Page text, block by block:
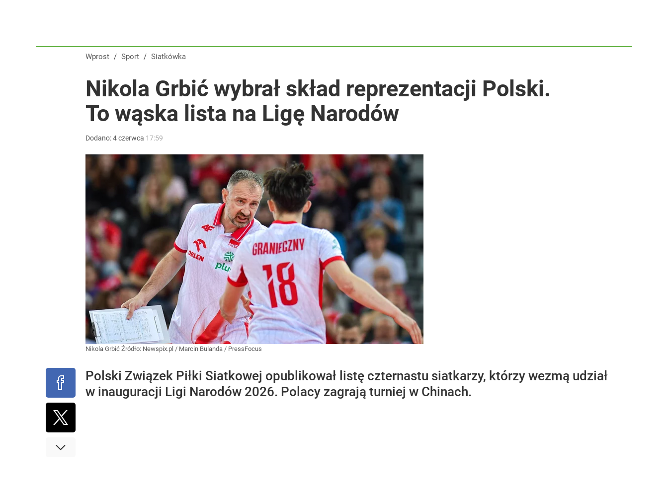
Wprost / Sport / Siatkówka
Nikola Grbić wybrał skład reprezentacji Polski.
To wąska lista na Ligę Narodów
Dodano:4czerwca 17:59
Nikola Grbić Źródło: Newspix.pl / Marcin Bulanda / PressFocus
Polski Związek Piłki Siatkowej opublikował listę czternastu siatkarzy, którzy wezmą udział
w inauguracji Ligi Narodów 2026. Polacy zagrają turniej w Chinach.